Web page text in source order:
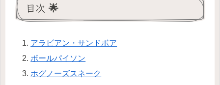
目次 🌟
アラビアン・サンドボア
ボールパイソン
ホグノーズスネーク